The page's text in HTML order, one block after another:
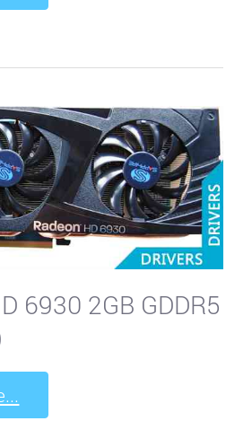
6930 2GB GDDR5